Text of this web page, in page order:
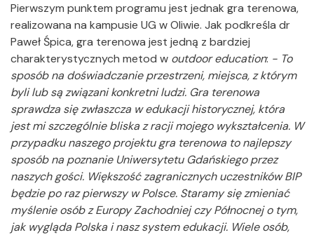
Pierwszym punktem programu jest jednak gra terenowa,
realizowana na kampusie UG w Oliwie. Jak podkreśla dr
Paweł Śpica, gra terenowa jest jedną z bardziej
charakterystycznych metod w outdoor education: - To
sposób na doświadczanie przestrzeni, miejsca, z którym
byli lub są związani konkretni ludzi. Gra terenowa
sprawdza się zwłaszcza w edukacji historycznej, która
jest mi szczególnie bliska z racji mojego wykształcenia. W
przypadku naszego projektu gra terenowa to najlepszy
sposób na poznanie Uniwersytetu Gdańskiego przez
naszych gości. Większość zagranicznych uczestników BIP
będzie po raz pierwszy w Polsce. Staramy się zmieniać
myślenie osób z Europy Zachodniej czy Północnej o tym,
jak wygląda Polska i nasz system edukacji. Wiele osób,